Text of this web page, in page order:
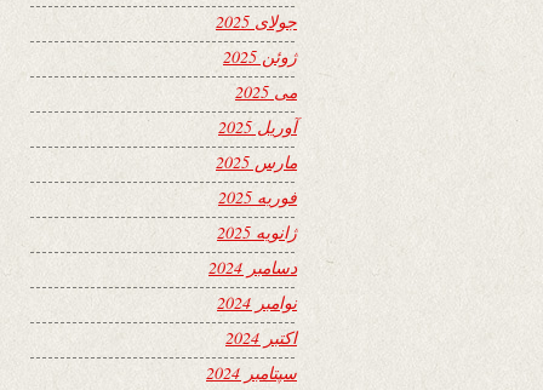
جولای 2025
ژوئن 2025
می 2025
آوریل 2025
مارس 2025
فوریه 2025
ژانویه 2025
دسامبر 2024
نوامبر 2024
اکتبر 2024
سپتامبر 2024